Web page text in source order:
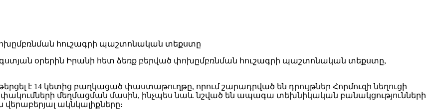
օրերին Իրանի հետ ձեռք բերված փոխըմբռնման հուշագրի պաշտոնական տեքստը,
է 14 կետից բաղկացած փաստաթուղթը, որում շարադրված են դրույթներ Հորմուզի նեղուցի
մեղմացման մասին, ինչպես նաև նշված են ապագա տեխնիկական բանակցությունների
ակնկալիքները։